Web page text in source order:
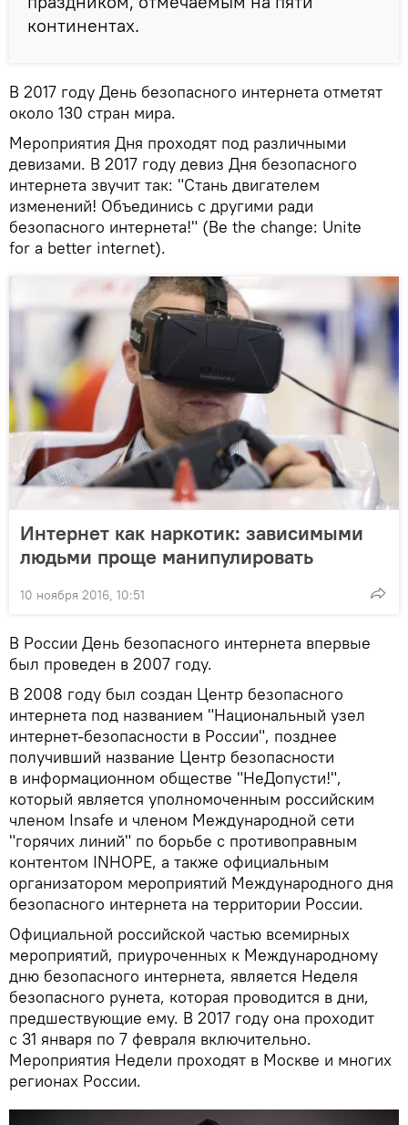
континентах.
В 2017 году День безопасного интернета отметят
около 130 стран мира.
Мероприятия Дня проходят под различными
девизами. В 2017 году девиз Дня безопасного
интернета звучит так: "Стань двигателем
изменений! Объединись с другими ради
безопасного интернета!" (Be the change: Unite
for a better internet).
Интернет как наркотик: зависимыми
людьми проще манипулировать
10 ноября 2016, 10:51
В России День безопасного интернета впервые
был проведен в 2007 году.
В 2008 году был создан Центр безопасного
интернета под названием "Национальный узел
интернет-безопасности в России", позднее
получивший название Центр безопасности
в информационном обществе "НеДопусти!",
который является уполномоченным российским
членом Insafe и членом Международной сети
"горячих линий" по борьбе с противоправным
контентом INHOPE, а также официальным
организатором мероприятий Международного дня
безопасного интернета на территории России.
Официальной российской частью всемирных
мероприятий, приуроченных к Международному
дню безопасного интернета, является Неделя
безопасного рунета, которая проводится в дни,
предшествующие ему. В 2017 году она проходит
с 31 января по 7 февраля включительно.
Мероприятия Недели проходят в Москве и многих
регионах России.